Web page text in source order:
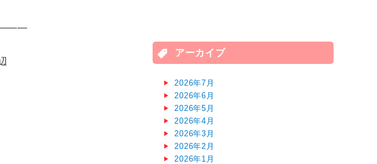
アーカイブ
2026年7月
2026年6月
2026年5月
2026年4月
2026年3月
2026年2月
2026年1月